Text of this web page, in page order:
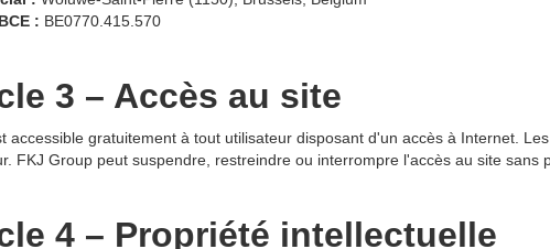
: BE0770.415.570
3 – Accès au site
accessible gratuitement à tout utilisateur disposant d'un accès à Internet.
FKJ Group peut suspendre, restreindre ou interrompre l'accès au site
4 – Propriété intellectuelle